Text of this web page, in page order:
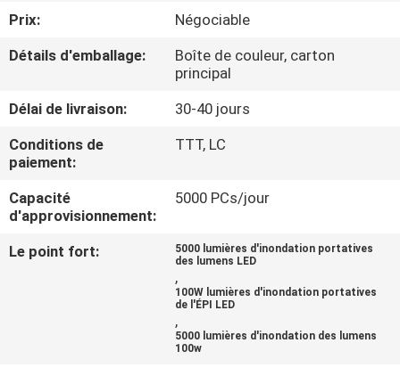
DE
L'USINE
CONTRÔLE
DE
LA
QUALITÉ
Prix:
Négociable
Détails d'emballage:
Boîte de couleur, carton
principal
Délai de livraison:
30-40 jours
Conditions de
paiement:
TTT, LC
Capacité
d'approvisionnement:
5000 PCs/jour
Le point fort:
5000 lumières d'inondation portatives
des lumens LED
,
100W lumières d'inondation portatives
de l'ÉPI LED
,
5000 lumières d'inondation des lumens
100w